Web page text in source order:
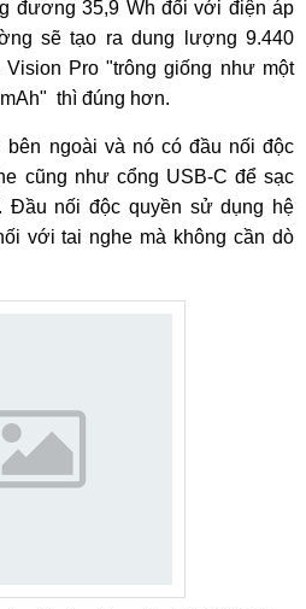
đương 35,9 Wh đối với điện áp
sẽ tạo ra dung lượng 9.440
Pro "trông giống như một
thì đúng hơn.
bên ngoài và nó có đầu nối độc
cũng như cổng USB-C để sạc
Đầu nối độc quyền sử dụng hệ
với tai nghe mà không cần dò